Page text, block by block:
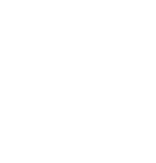
S Jögel